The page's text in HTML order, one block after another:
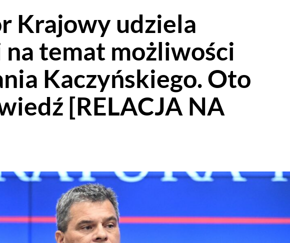
Krajowy udziela
temat możliwości
Kaczyńskiego. Oto
[RELACJA NA